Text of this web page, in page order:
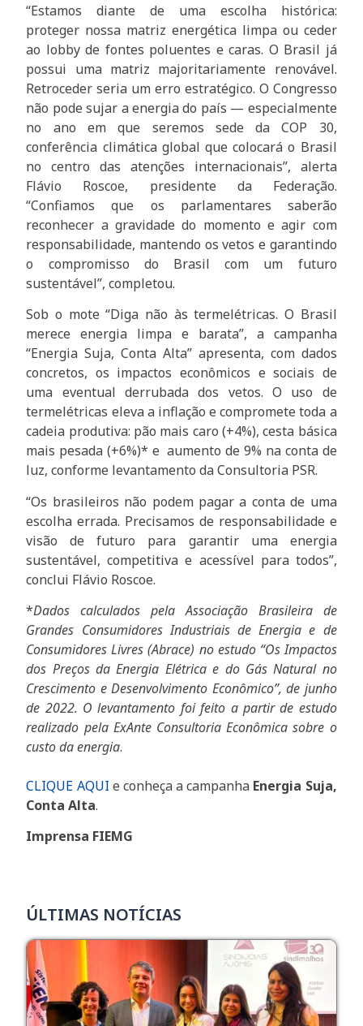
“Estamos diante de uma escolha histórica:
proteger nossa matriz energética limpa ou ceder
ao lobby de fontes poluentes e caras. O Brasil já
possui uma matriz majoritariamente renovável.
Retroceder seria um erro estratégico. O Congresso
não pode sujar a energia do país — especialmente
no ano em que seremos sede da COP 30,
conferência climática global que colocará o Brasil
no centro das atenções internacionais”, alerta
Flávio Roscoe, presidente da Federação.
“Confiamos que os parlamentares saberão
reconhecer a gravidade do momento e agir com
responsabilidade, mantendo os vetos e garantindo
o compromisso do Brasil com um futuro
sustentável”, completou.
Sob o mote “Diga não às termelétricas. O Brasil
merece energia limpa e barata”, a campanha
“Energia Suja, Conta Alta” apresenta, com dados
concretos, os impactos econômicos e sociais de
uma eventual derrubada dos vetos. O uso de
termelétricas eleva a inflação e compromete toda a
cadeia produtiva: pão mais caro (+4%), cesta básica
mais pesada (+6%)* e aumento de 9% na conta de
luz, conforme levantamento da Consultoria PSR.
“Os brasileiros não podem pagar a conta de uma
escolha errada. Precisamos de responsabilidade e
visão de futuro para garantir uma energia
sustentável, competitiva e acessível para todos”,
conclui Flávio Roscoe.
*Dados calculados pela Associação Brasileira de
Grandes Consumidores Industriais de Energia e de
Consumidores Livres (Abrace) no estudo “Os Impactos
dos Preços da Energia Elétrica e do Gás Natural no
Crescimento e Desenvolvimento Econômico”, de junho
de 2022. O levantamento foi feito a partir de estudo
realizado pela ExAnte Consultoria Econômica sobre o
custo da energia.
CLIQUE AQUI e conheça a campanha Energia Suja,
Conta Alta.
Imprensa FIEMG
ÚLTIMAS NOTÍCIAS